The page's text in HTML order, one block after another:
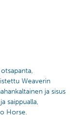
Weaverin
ja sisus
saippualla,
Horse.